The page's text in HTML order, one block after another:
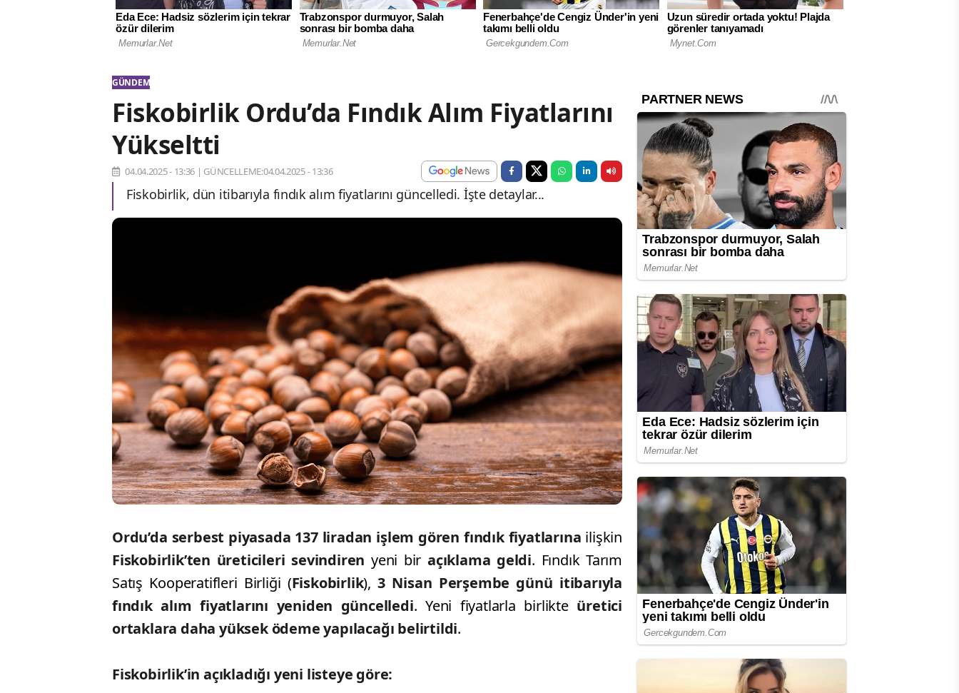
GÜNDEM
Fiskobirlik Ordu’da Fındık Alım Fiyatlarını
Yükseltti
04.04.2025 - 13:36 | GÜNCELLEME:04.04.2025 - 13:36
Fiskobirlik, dün itibarıyla fındık alım fiyatlarını güncelledi. İşte detaylar...
Ordu’da serbest piyasada 137 liradan işlem gören fındık fiyatlarına ilişkin
Fiskobirlik’ten üreticileri sevindiren yeni bir açıklama geldi. Fındık Tarım
Satış Kooperatifleri Birliği (Fiskobirlik),3 Nisan Perşembe günü itibarıyla
fındık alım fiyatlarını yeniden güncelledi. Yeni fiyatlarla birlikte üretici
ortaklara daha yüksek ödeme yapılacağı belirtildi.
Fiskobirlik’in açıkladığı yeni listeye göre: